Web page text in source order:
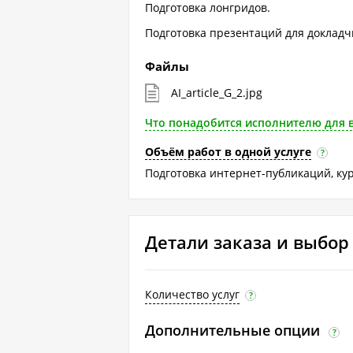
Подготовка лонгридов.
Подготовка презентаций для
Файлы
AI_article_G_2.jpg
Что понадобится исполнителю для
Объём работ в одной услуге
?
Подготовка интернет-публикаций,
Детали заказа и
Количество услуг ?
Дополнительные опции ?